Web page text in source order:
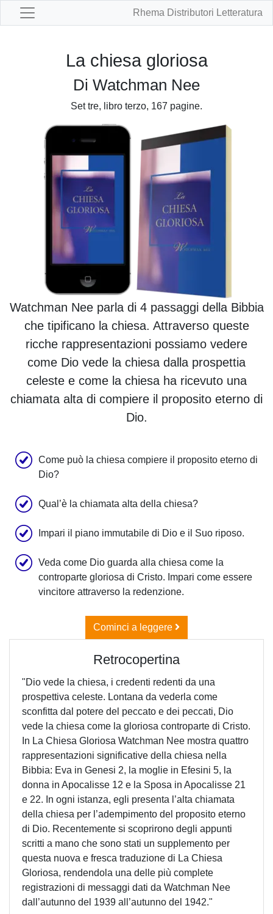
Rhema Distributori Letteratura
La chiesa gloriosa
Di Watchman Nee
Set tre, libro terzo, 167 pagine.
Watchman Nee parla di 4 passaggi della Bibbia
che tipificano la chiesa. Attraverso queste
ricche rappresentazioni possiamo vedere
come Dio vede la chiesa dalla prospettia
celeste e come la chiesa ha ricevuto una
chiamata alta di compiere il proposito eterno di
Dio.
Come può la chiesa compiere il proposito eterno di
Dio?
Qual’è la chiamata alta della chiesa?
Impari il piano immutabile di Dio e il Suo riposo.
Veda come Dio guarda alla chiesa come la
controparte gloriosa di Cristo. Impari come essere
vincitore attraverso la redenzione.
Cominci a leggere
Retrocopertina
"Dio vede la chiesa, i credenti redenti da una
prospettiva celeste. Lontana da vederla come
sconfitta dal potere del peccato e dei peccati, Dio
vede la chiesa come la gloriosa controparte di Cristo.
In La Chiesa Gloriosa Watchman Nee mostra quattro
rappresentazioni significative della chiesa nella
Bibbia: Eva in Genesi 2, la moglie in Efesini 5, la
donna in Apocalisse 12 e la Sposa in Apocalisse 21
e 22. In ogni istanza, egli presenta l’alta chiamata
della chiesa per l’adempimento del proposito eterno
di Dio. Recentemente si scoprirono degli appunti
scritti a mano che sono stati un supplemento per
questa nuova e fresca traduzione di La Chiesa
Gloriosa, rendendola una delle più complete
registrazioni di messaggi dati da Watchman Nee
dall’autunno del 1939 all’autunno del 1942."